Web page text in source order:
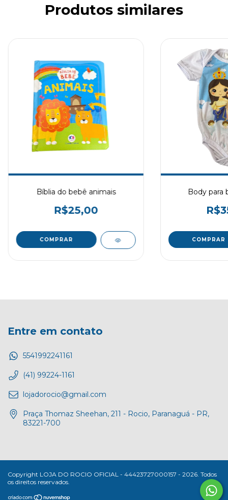
Produtos similares
Bíblia do bebê animais
R$25,00
Body para
COMPRAR
Entre em contato
5541992241161
(41) 99224-1161
lojadorocio@gmail.com
Praça Thomaz Sheehan, 211 - Rocio, Paranaguá - PR,
83221-700
Copyright LOJA DO ROCIO OFICIAL - 44423727000157 - 2026. Todos
os direitos reservados.